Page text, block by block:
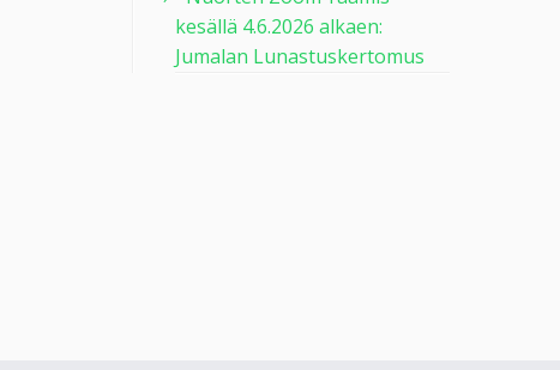
kesällä 4.6.2026 alkaen:
Jumalan Lunastuskertomus